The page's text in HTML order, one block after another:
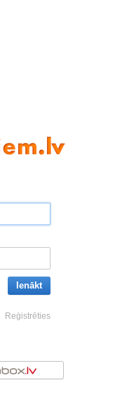
Ienākt
Reģistrēties